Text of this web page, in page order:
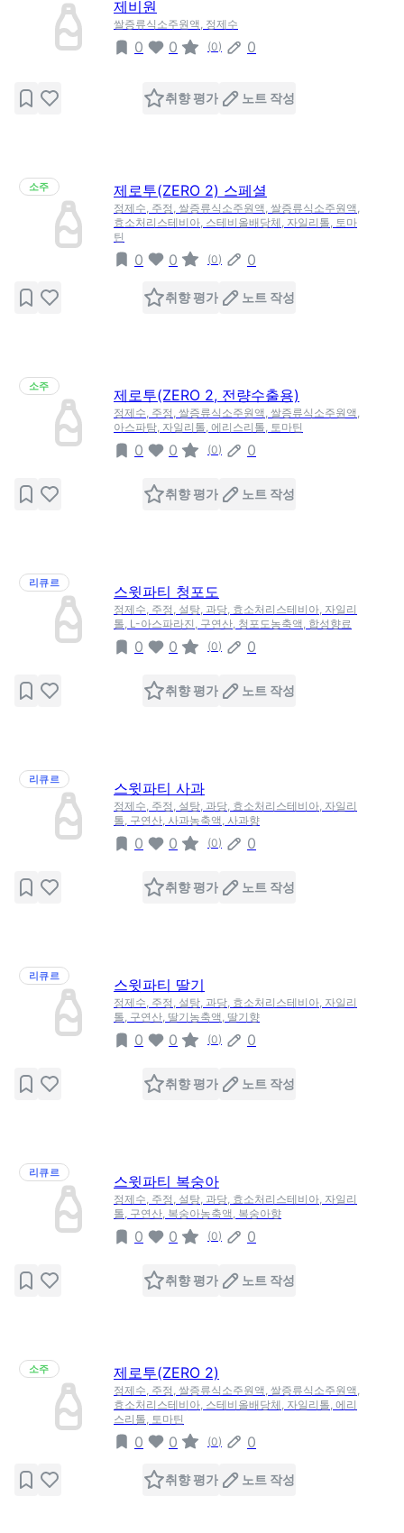
제비원
쌀증류식소주원액, 정제수
0 0 (0) 0
취향 평가 노트 작성
소주 제로투(ZERO 2) 스페셜
정제수, 주정, 쌀증류식소주원액, 쌀증류식소주원액,
효소처리스테비아, 스테비올배당체, 자일리톨, 토마
틴
0 0 (0) 0
취향 평가 노트 작성
소주
제로투(ZERO 2, 전량수출용)
정제수, 주정, 쌀증류식소주원액, 쌀증류식소주원액,
아스파탐, 자일리톨, 에리스리톨, 토마틴
0 0 (0) 0
취향 평가 노트 작성
리큐르
스윗파티 청포도
정제수, 주정, 설탕, 과당, 효소처리스테비아, 자일리
톨, L-아스파라진, 구연산, 청포도농축액, 합성향료
0 0 (0) 0
취향 평가 노트 작성
리큐르
스윗파티 사과
정제수, 주정, 설탕, 과당, 효소처리스테비아, 자일리
톨, 구연산, 사과농축액, 사과향
0 0 (0) 0
취향 평가 노트 작성
리큐르
스윗파티 딸기
정제수, 주정, 설탕, 과당, 효소처리스테비아, 자일리
톨, 구연산, 딸기농축액, 딸기향
0 0 (0) 0
취향 평가 노트 작성
리큐르
스윗파티 복숭아
정제수, 주정, 설탕, 과당, 효소처리스테비아, 자일리
톨, 구연산, 복숭아농축액, 복숭아향
0 0 (0) 0
취향 평가 노트 작성
소주 제로투(ZERO 2)
정제수, 주정, 쌀증류식소주원액, 쌀증류식소주원액,
효소처리스테비아, 스테비올배당체, 자일리톨, 에리
스리톨, 토마틴
0 0 (0) 0
취향 평가 노트 작성